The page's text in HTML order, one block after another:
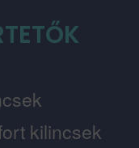
kilincsek